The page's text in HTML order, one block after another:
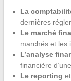
La
dernières
Le marché
marchés et les
L’analyse
financière
Le reporting et